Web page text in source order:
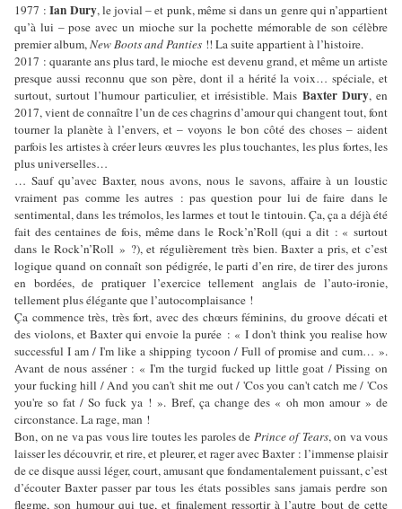
1977 :Ian Dury, le jovial – et punk, même si dans un genre qui n’appartient
qu’à lui – pose avec un mioche sur la pochette mémorable de son célèbre
premier album,New Boots and Panties !! La suite appartient à l’histoire.
2017 : quarante ans plus tard, le mioche est devenu grand, et même un artiste
presque aussi reconnu que son père, dont il a hérité la voix… spéciale, et
surtout, surtout l’humour particulier, et irrésistible. Mais Baxter Dury, en
2017, vient de connaître l’un de ces chagrins d’amour qui changent tout, font
tourner la planète à l’envers, et – voyons le bon côté des choses – aident
parfois les artistes à créer leurs œuvres les plus touchantes, les plus fortes, les
plus universelles…
… Sauf qu’avec Baxter, nous avons, nous le savons, affaire à un loustic
vraiment pas comme les autres : pas question pour lui de faire dans le
sentimental, dans les trémolos, les larmes et tout le tintouin. Ça, ça a déjà été
fait des centaines de fois, même dans le Rock’n’Roll (qui a dit : « surtout
dans le Rock’n’Roll » ?), et régulièrement très bien. Baxter a pris, et c’est
logique quand on connaît son pédigrée, le parti d’en rire, de tirer des jurons
en bordées, de pratiquer l’exercice tellement anglais de l’auto-ironie,
tellement plus élégante que l’autocomplaisance !
Ça commence très, très fort, avec des chœurs féminins, du groove décati et
des violons, et Baxter qui envoie la purée : « I don't think you realise how
successful I am / I'm like a shipping tycoon / Full of promise and cum… ».
Avant de nous asséner : « I'm the turgid fucked up little goat / Pissing on
your fucking hill / And you can't shit me out / 'Cos you can't catch me / 'Cos
you're so fat / So fuck ya ! ». Bref, ça change des « oh mon amour » de
circonstance. La rage, man !
Bon, on ne va pas vous lire toutes les paroles de Prince of Tears, on va vous
laisser les découvrir, et rire, et pleurer, et rager avec Baxter : l’immense plaisir
de ce disque aussi léger, court, amusant que fondamentalement puissant, c’est
d’écouter Baxter passer par tous les états possibles sans jamais perdre son
flegme, son humour qui tue, et finalement ressortir à l’autre bout de cette